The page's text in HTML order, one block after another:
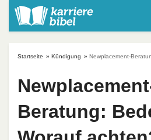
Startseite » Kündigung » Newplacement-
Beratung: